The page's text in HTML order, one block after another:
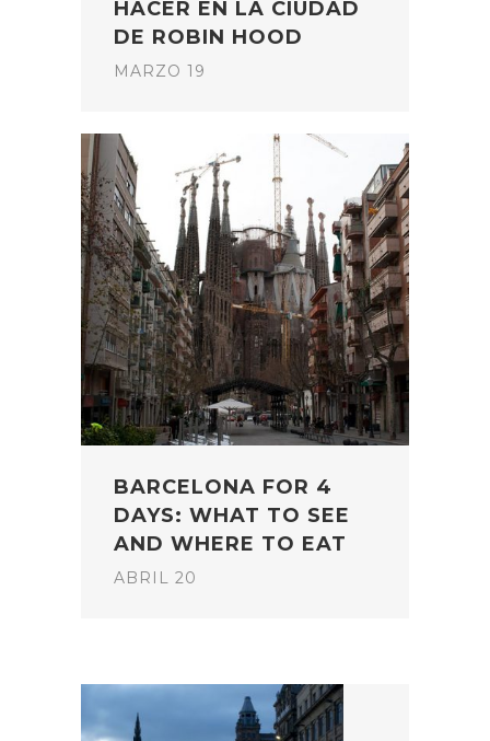
HACER EN LA CIUDAD
DE ROBIN HOOD
MARZO 19
BARCELONA FOR 4
DAYS: WHAT TO SEE
AND WHERE TO EAT
ABRIL 20